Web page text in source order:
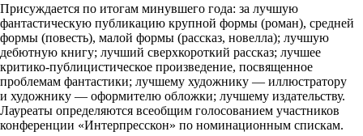
Присуждается по итогам минувшего года: за лучшую
фантастическую публикацию крупной формы (роман), средней
формы (повесть), малой формы (рассказ, новелла); лучшую
дебютную книгу; лучший сверхкороткий рассказ; лучшее
критико-публицистическое произведение, посвященное
проблемам фантастики; лучшему художнику — иллюстратору
и художнику — оформителю обложки; лучшему издательству.
Лауреаты определяются всеобщим голосованием участников
конференции «Интерпресскон» по номинационным спискам.